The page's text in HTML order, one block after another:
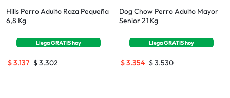
Hills Perro Adulto Raza Pequeña
6,8 Kg
LlegaGRATIShoy
$3.302
$3.137
Dog Chow Perro Adulto Mayor
Senior 21 Kg
LlegaGRATIShoy
$3.530
$3.354